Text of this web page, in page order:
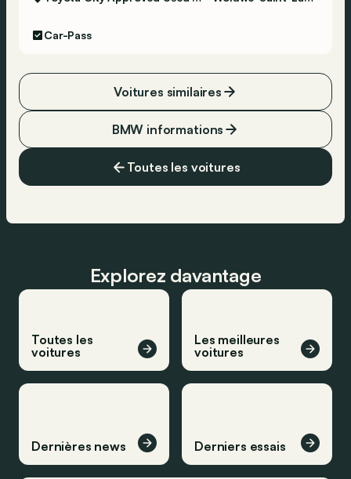
Car-Pass
Toutes les voitures
BMW informations
Voitures similaires
Explorez davantage
Toutes les
voitures
Les meilleures
voitures
Dernières news Derniers essais